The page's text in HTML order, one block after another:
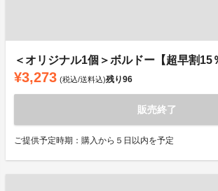
＜オリジナル1個＞ボルドー【超早割15
¥3,273 (税込/送料込)残り96
販売終了
ご提供予定時期：購入から５日以内を予定